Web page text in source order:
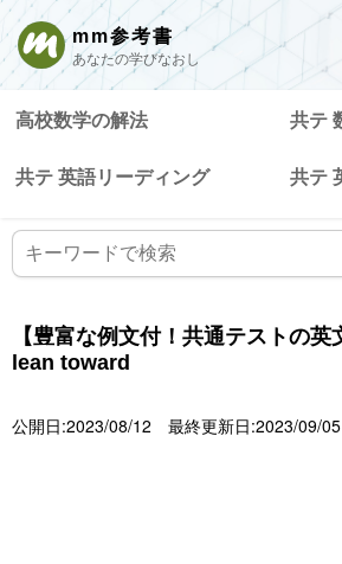
mm参考書
あなたの学びなおし
高校数学の解法 共テ
共テ 英語リーディング 共テ
【豊富な例文付！共通テストの
lean toward
公開日:2023/08/12 最終更新日:2023/09/05